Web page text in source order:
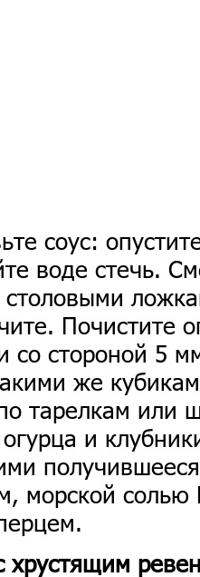
соус:
воде стечь.
Почистите
со стороной 5
же
тарелкам или
и
морской солью
хрустящим